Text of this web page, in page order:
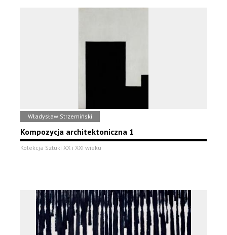
Władysław Strzemiński
Kompozycja architektoniczna 1
Kolekcja Sztuki XX i XXI wieku